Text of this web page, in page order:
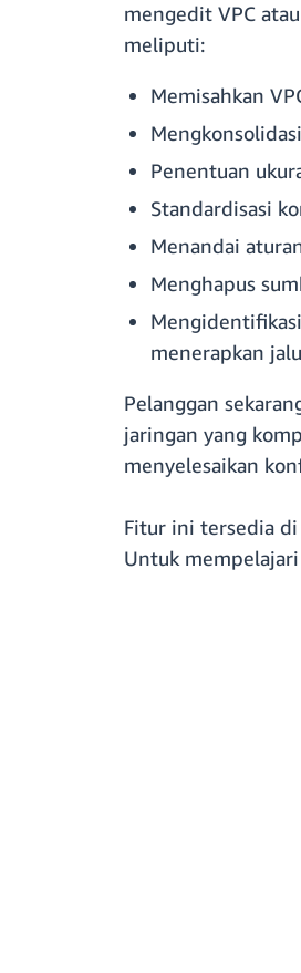
mengedit VPC
meliputi:
Memisahkan
Penentuan
Standardisasi
Menandai
Menghapus
menerapkan
Pelanggan
jaringan yang
menyelesaikan
Fitur ini tersedia di
Untuk